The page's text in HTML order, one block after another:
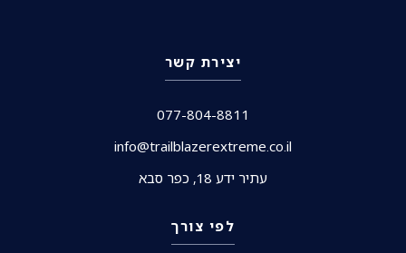
יצירת קשר
077-804-8811
info@trailblazerextreme.co.il
עתיר ידע 18, כפר סבא
לפי צורך